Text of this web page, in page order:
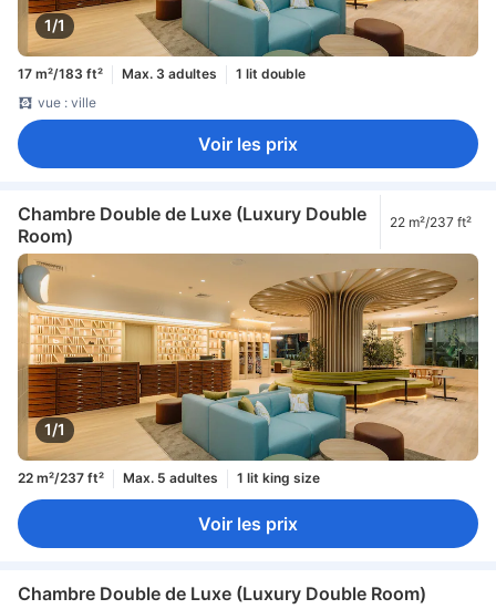
1/1
17 m²/183 ft² Max. 3 adultes
1 lit double
vue : ville
Voir les prix
Chambre Double de Luxe (Luxury Double
Room)
22 m²/237 ft²
1/1
22 m²/237 ft² Max. 5 adultes 1 lit king size
Voir les prix
Chambre Double de Luxe (Luxury Double Room)